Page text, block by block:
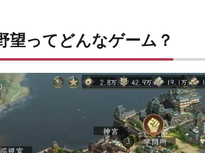
望ってどんなゲーム？